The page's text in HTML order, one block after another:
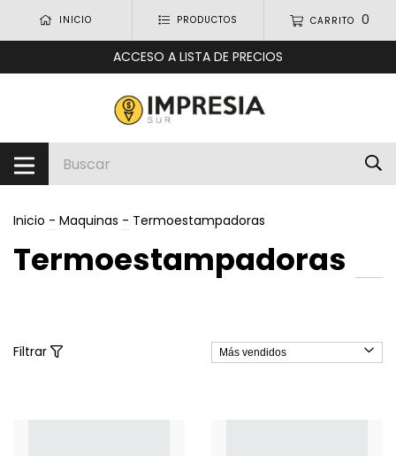
INICIO PRODUCTOS CARRITO 0
ACCESO A LISTA DE PRECIOS
Inicio - Maquinas - Termoestampadoras
Termoestampadoras
Filtrar